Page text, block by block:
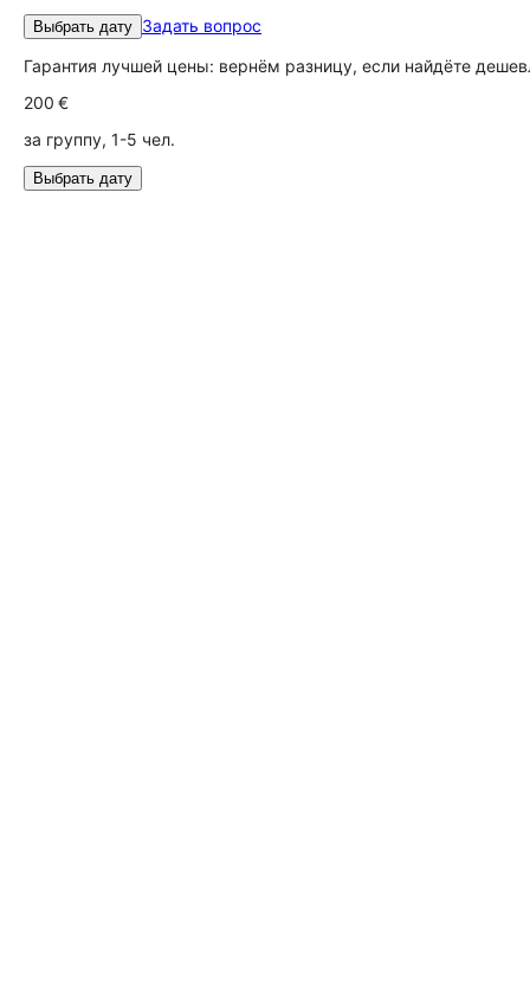
Выбрать дату Задать вопрос
Гарантия лучшей цены: вернём разницу, если найдёте
200 €
за группу, 1-5 чел.
Выбрать дату